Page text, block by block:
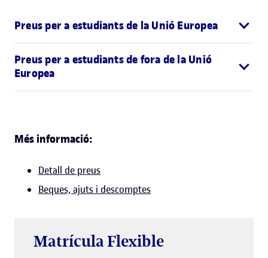
Preus per a estudiants de la Unió Europea
Preus per a estudiants de fora de la Unió
Europea
Més informació:
Detall de preus
Beques, ajuts i descomptes
Matrícula Flexible